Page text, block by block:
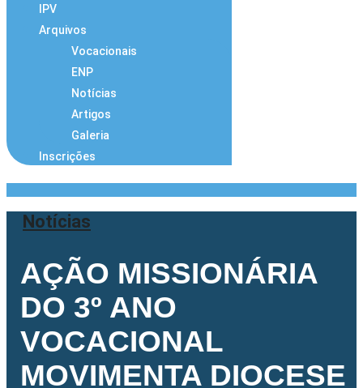
IPV
Arquivos
Vocacionais
ENP
Notícias
Artigos
Galeria
Inscrições
Notícias
AÇÃO MISSIONÁRIA
DO 3º ANO
VOCACIONAL
MOVIMENTA DIOCESE